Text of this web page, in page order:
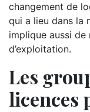
changement de
qui a lieu dans la
implique aussi
d’exploitation.
Les
licences